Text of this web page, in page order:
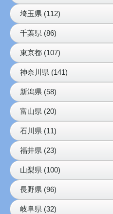
埼玉県 (112)
千葉県 (86)
東京都 (107)
神奈川県 (141)
新潟県 (58)
富山県 (20)
石川県 (11)
福井県 (23)
山梨県 (100)
長野県 (96)
岐阜県 (32)